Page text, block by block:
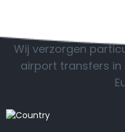
Wij verzorgen
airport transfers in